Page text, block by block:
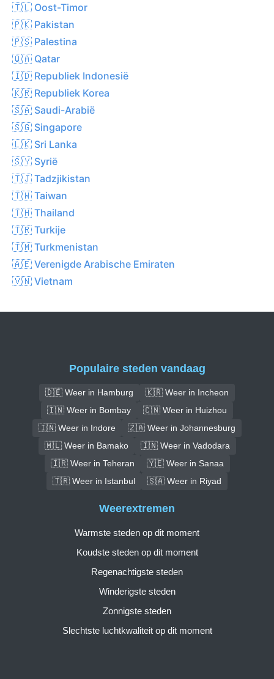
🇹🇱 Oost-Timor
🇵🇰 Pakistan
🇵🇸 Palestina
🇶🇦 Qatar
🇮🇩 Republiek Indonesië
🇰🇷 Republiek Korea
🇸🇦 Saudi-Arabië
🇸🇬 Singapore
🇱🇰 Sri Lanka
🇸🇾 Syrië
🇹🇯 Tadzjikistan
🇹🇼 Taiwan
🇹🇭 Thailand
🇹🇷 Turkije
🇹🇲 Turkmenistan
🇦🇪 Verenigde Arabische Emiraten
🇻🇳 Vietnam
Populaire steden vandaag
🇩🇪 Weer in Hamburg
🇰🇷 Weer in Incheon
🇮🇳 Weer in Bombay
🇨🇳 Weer in Huizhou
🇮🇳 Weer in Indore
🇿🇦 Weer in Johannesburg
🇲🇱 Weer in Bamako
🇮🇳 Weer in Vadodara
🇮🇷 Weer in Teheran
🇾🇪 Weer in Sanaa
🇹🇷 Weer in Istanbul
🇸🇦 Weer in Riyad
Weerextremen
Warmste steden op dit moment
Koudste steden op dit moment
Regenachtigste steden
Winderigste steden
Zonnigste steden
Slechtste luchtkwaliteit op dit moment